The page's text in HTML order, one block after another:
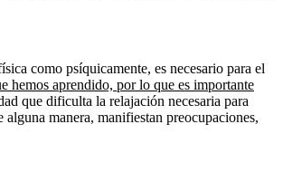
como psíquicamente, es necesario para el
hemos aprendido, por lo que es importante
que dificulta la relajación necesaria para
manera, manifiestan preocupaciones,